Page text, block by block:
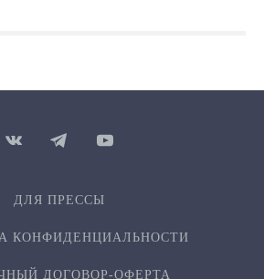
ДЛЯ ПРЕССЫ
КОНФИДЕН­ЦИ­АЛЬ­НОСТИ
ДОГОВОР-ОФЕРТА